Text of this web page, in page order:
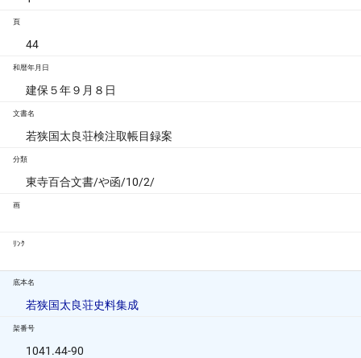
頁
44
和暦年月日
建保５年９月８日
文書名
若狭国太良荘検注取帳目録案
分類
東寺百合文書/や函/10/2/
画
ﾘﾝｸ
底本名
若狭国太良荘史料集成
架番号
1041.44-90